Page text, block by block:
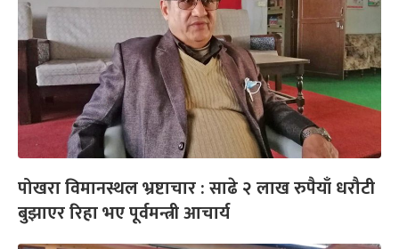
पोखरा विमानस्थल भ्रष्टाचार : साढे २ लाख रुपैयाँ धरौटी
बुझाएर रिहा भए पूर्वमन्त्री आचार्य